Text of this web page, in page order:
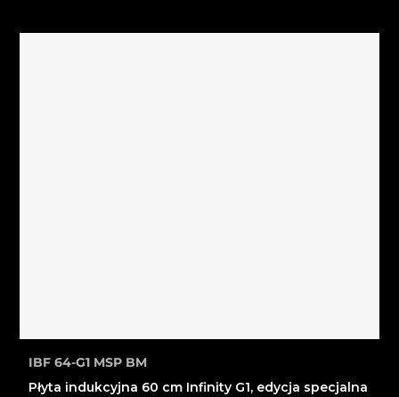
IBF 64-G1 MSP BM
Płyta indukcyjna 60 cm Infinity G1, edycja specjalna